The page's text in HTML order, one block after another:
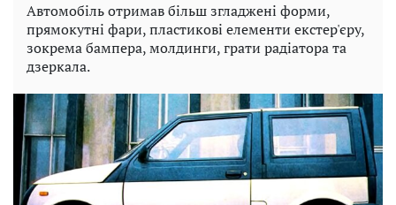
Автомобіль отримав більш згладжені форми,
прямокутні фари, пластикові елементи екстер'єру,
зокрема бампера, молдинги, грати радіатора та
дзеркала.